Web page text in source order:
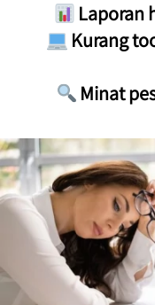
Laporan
Kurang
Minat